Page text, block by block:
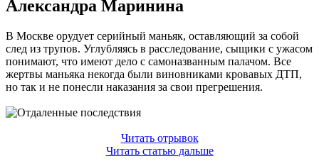
Александра Маринина
В Москве орудует серийный маньяк, оставляющий за собой
след из трупов. Углубляясь в расследование, сыщики с ужасом
понимают, что имеют дело с самоназванным палачом. Все
жертвы маньяка некогда были виновниками кровавых ДТП,
но так и не понесли наказания за свои прегрешения.
Читать отрывок
Читать статью дальше